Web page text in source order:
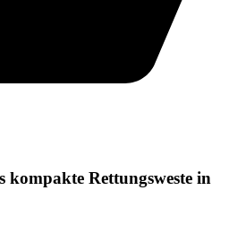
kompakte Rettungsweste in